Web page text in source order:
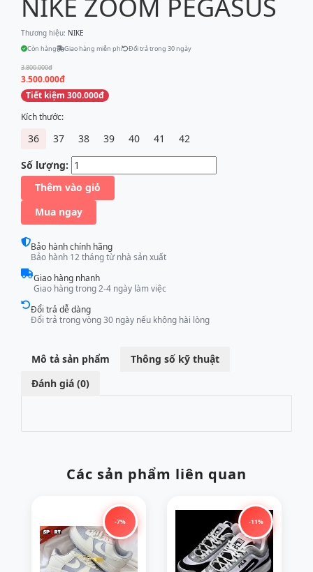
NIKE ZOOM PEGASUS
Thương hiệu: NIKE
Còn hàng Giao hàng miễn phí Đổi trả trong 30 ngày
3.800.000đ
3.500.000đ
Tiết kiệm 300.000đ
Kích thước:
36 37 38 39 40 41
42
Số lượng:
Thêm vào giỏ
Mua ngay
Bảo hành chính hãng
Bảo hành 12 tháng từ nhà sản xuất
Giao hàng nhanh
Giao hàng trong 2-4 ngày làm việc
Đổi trả dễ dàng
Đổi trả trong vòng 30 ngày nếu không hài lòng
Mô tả sản phẩm
Thông số kỹ thuật
Đánh giá (0)
Các sản phẩm liên quan
-7% -11%